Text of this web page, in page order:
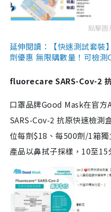
點擊圖
延伸閱讀：【快速測試套裝
劑優惠 無限購數量！可檢
fluorecare SARS-Cov-2
口罩品牌Good Mask在官
SARS-Cov-2 抗原快速檢測
位每劑$18、每500劑/1箱
產品以鼻拭子採樣，10至15